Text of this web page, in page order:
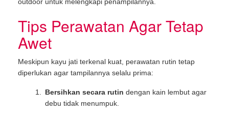
Tips Perawatan Agar Tetap
Awet
Meskipun kayu jati terkenal kuat, perawatan rutin tetap
diperlukan agar tampilannya selalu prima:
Bersihkan secara rutin dengan kain lembut agar
debu tidak menumpuk.